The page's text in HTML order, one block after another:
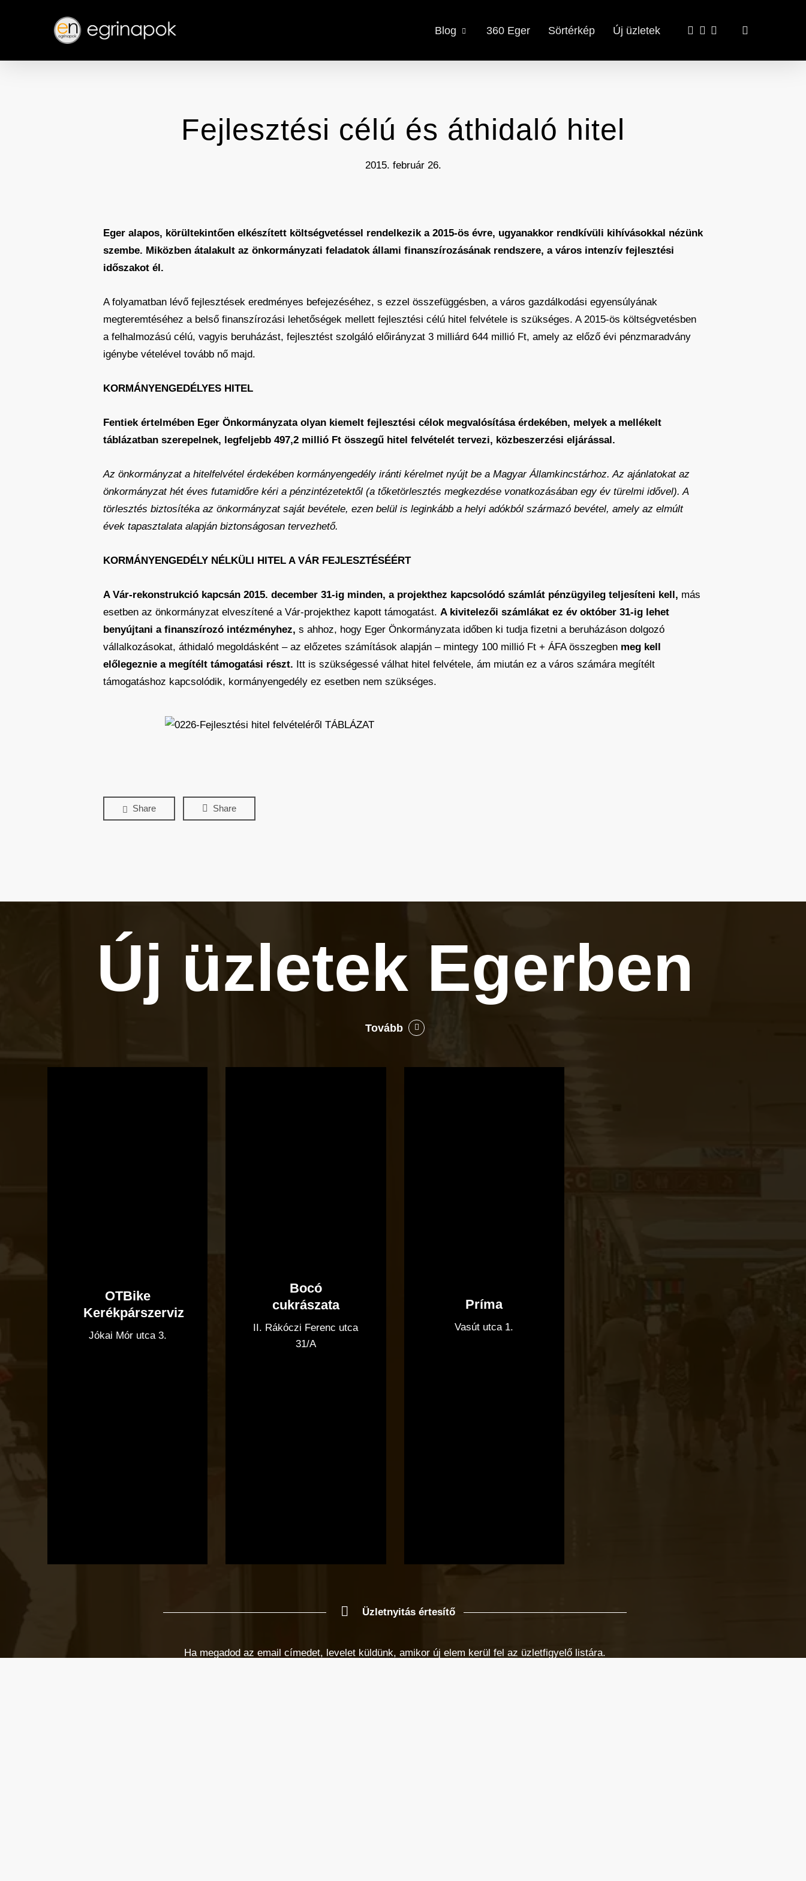
content
Blog 360 Eger Sörtérkép Új üzletek
x- facebook
email
Fejlesztési célú és áthidaló hitel
2015. február 26.
Eger alapos, körültekintően elkészített költségvetéssel rendelkezik a 2015-ös évre, ugyanakkor rendkívüli kihívásokkal nézünk
szembe. Miközben átalakult az önkormányzati feladatok állami finanszírozásának rendszere, a város intenzív fejlesztési
időszakot él.
A folyamatban lévő fejlesztések eredményes befejezéséhez, s ezzel összefüggésben, a város gazdálkodási egyensúlyának
megteremtéséhez a belső finanszírozási lehetőségek mellett fejlesztési célú hitel felvétele is szükséges. A 2015-ös költségvetésben
a felhalmozású célú, vagyis beruházást, fejlesztést szolgáló előirányzat 3 milliárd 644 millió Ft, amely az előző évi pénzmaradvány
igénybe vételével tovább nő majd.
KORMÁNYENGEDÉLYES HITEL
Fentiek értelmében Eger Önkormányzata olyan kiemelt fejlesztési célok megvalósítása érdekében, melyek a mellékelt
táblázatban szerepelnek, legfeljebb 497,2 millió Ft összegű hitel felvételét tervezi, közbeszerzési eljárással.
Az önkormányzat a hitelfelvétel érdekében kormányengedély iránti kérelmet nyújt be a Magyar Államkincstárhoz. Az ajánlatokat az
önkormányzat hét éves futamidőre kéri a pénzintézetektől (a tőketörlesztés megkezdése vonatkozásában egy év türelmi idővel). A
törlesztés biztosítéka az önkormányzat saját bevétele, ezen belül is leginkább a helyi adókból származó bevétel, amely az elmúlt
évek tapasztalata alapján biztonságosan tervezhető.
KORMÁNYENGEDÉLY NÉLKÜLI HITEL A VÁR FEJLESZTÉSÉÉRT
A Vár-rekonstrukció kapcsán 2015. december 31-ig minden, a projekthez kapcsolódó számlát pénzügyileg teljesíteni kell, más
esetben az önkormányzat elveszítené a Vár-projekthez kapott támogatást. A kivitelezői számlákat ez év október 31-ig lehet
benyújtani a finanszírozó intézményhez, s ahhoz, hogy Eger Önkormányzata időben ki tudja fizetni a beruházáson dolgozó
vállalkozásokat, áthidaló megoldásként – az előzetes számítások alapján – mintegy 100 millió Ft + ÁFA összegben meg kell
előlegeznie a megítélt támogatási részt. Itt is szükségessé válhat hitel felvétele, ám miután ez a város számára megítélt
támogatáshoz kapcsolódik, kormányengedély ez esetben nem szükséges.
Share Share
Új üzletek Egerben
Tovább
OTBike
Kerékpárszerviz
Jókai Mór utca 3.
Bocó
cukrászata
II. Rákóczi Ferenc utca
31/A
Príma
Vasút utca 1.
Üzletnyitás értesítő
Ha megadod az email címedet, levelet küldünk, amikor új elem kerül fel az üzletfigyelő listára.